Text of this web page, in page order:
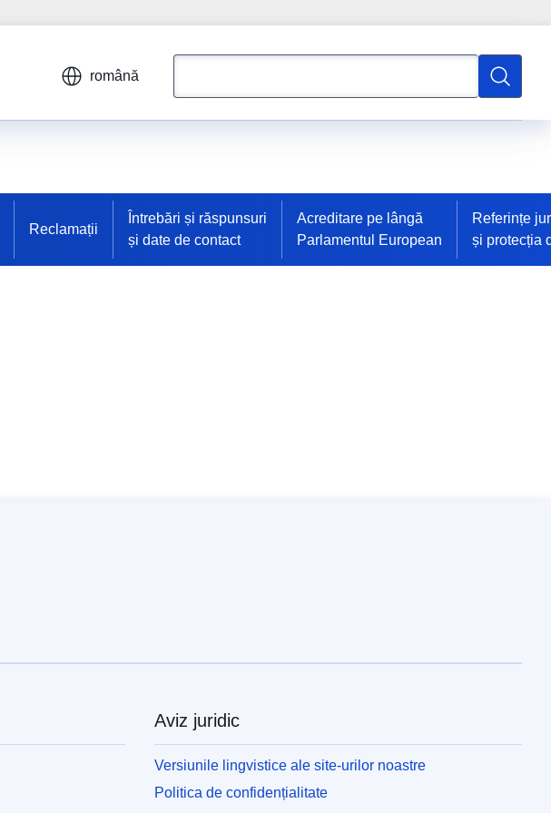
română
Căutați
Reclamații
Întrebări și răspunsuri
și date de contact
Acreditare pe lângă
Parlamentul European
Referințe
și protecția
Aviz juridic
Versiunile lingvistice ale site-urilor noastre
Politica de confidențialitate